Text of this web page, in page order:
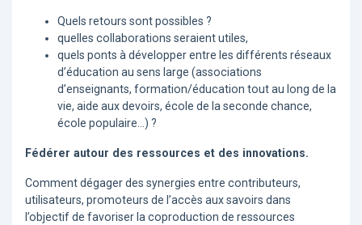
Quels retours sont possibles ?
quelles collaborations seraient utiles,
quels ponts à développer entre les différents réseaux
d’éducation au sens large (associations
d’enseignants, formation/éducation tout au long de la
vie, aide aux devoirs, école de la seconde chance,
école populaire...) ?
Fédérer autour des ressources et des innovations.
Comment dégager des synergies entre contributeurs,
utilisateurs, promoteurs de l’accès aux savoirs dans
l’objectif de favoriser la coproduction de ressources